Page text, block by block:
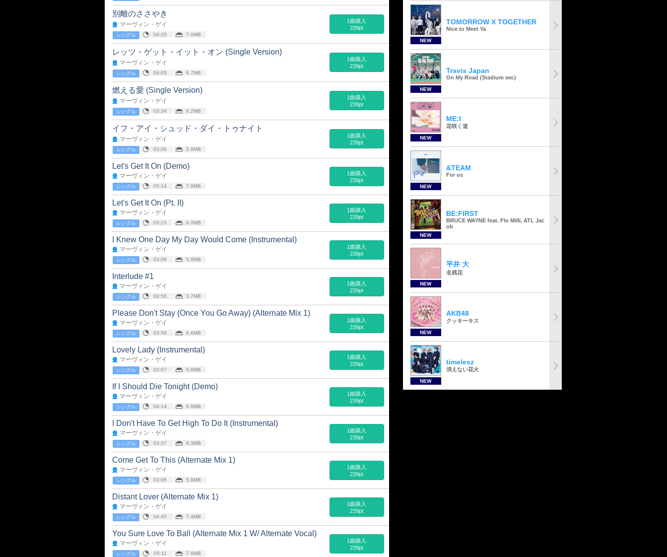
別離のささやき
マーヴィン・ゲイ
シングル 04:25 7.0MB
1曲購入
239pt
レッツ・ゲット・イット・オン (Single Version)
マーヴィン・ゲイ
シングル 04:05 6.7MB
1曲購入
239pt
燃える愛 (Single Version)
マーヴィン・ゲイ
シングル 03:34 6.2MB
1曲購入
239pt
イフ・アイ・シュッド・ダイ・トゥナイト
マーヴィン・ゲイ
シングル 03:06 5.8MB
1曲購入
239pt
Let's Get It On (Demo)
マーヴィン・ゲイ
シングル 05:14 7.8MB
1曲購入
239pt
Let's Get It On (Pt. II)
マーヴィン・ゲイ
シングル 03:23 6.0MB
1曲購入
239pt
I Knew One Day My Day Would Come (Instrumental)
マーヴィン・ゲイ
シングル 03:06 5.8MB
1曲購入
239pt
Interlude #1
マーヴィン・ゲイ
シングル 00:56 3.7MB
1曲購入
239pt
Please Don't Stay (Once You Go Away) (Alternate Mix 1)
マーヴィン・ゲイ
シングル 03:59 6.6MB
1曲購入
239pt
Lovely Lady (Instrumental)
マーヴィン・ゲイ
シングル 03:07 5.8MB
1曲購入
239pt
If I Should Die Tonight (Demo)
マーヴィン・ゲイ
シングル 04:14 6.9MB
1曲購入
239pt
I Don't Have To Get High To Do It (Instrumental)
マーヴィン・ゲイ
シングル 03:37 6.3MB
1曲購入
239pt
Come Get To This (Alternate Mix 1)
マーヴィン・ゲイ
シングル 03:06 5.8MB
1曲購入
239pt
Distant Lover (Alternate Mix 1)
マーヴィン・ゲイ
シングル 04:45 7.4MB
1曲購入
239pt
You Sure Love To Ball (Alternate Mix 1 W/ Alternate Vocal)
マーヴィン・ゲイ
シングル 05:11 7.8MB
1曲購入
239pt
NEW
TOMORROW X TOGETHER
Nice to Meet Ya
NEW
Travis Japan
On My Road (Stadium ver.)
NEW
ME:I
花咲く道
NEW
&TEAM
For us
NEW
BE:FIRST
BRUCE WAYNE feat. Flo Milli, ATL Jac
ob
NEW
平井 大
名残花
NEW
AKB48
クッキーキス
NEW
timelesz
消えない花火